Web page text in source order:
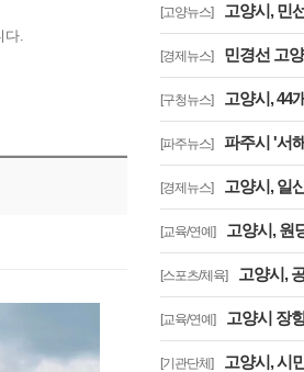
다.
[고양뉴스] 고양시, 민선9기 정
[경제뉴스] 민경선 고양시장, 국
[구청뉴스] 고양시, 44개洞 중 장
[파주뉴스] 파주시 '서해선 운정
[경제뉴스] 고양시, 일산테크노밸
[교육/연예] 고양시, 원당역 앞 경
[스포츠/체육] 고양시, 공공체육
[교육/연예] 고양시 장항동 신설
[기관단체] 고양시, 시민감사관